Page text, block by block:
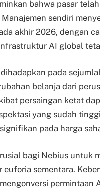
bahwa pasar
sendiri
akhir 2026, dengan
AI global
pada
belanja dari
persaingan ketat
yang sudah
pada harga
bagi Nebius untuk
sementara.
permintaan